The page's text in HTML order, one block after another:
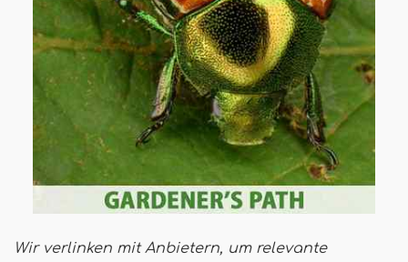
Wir verlinken mit Anbietern, um relevante